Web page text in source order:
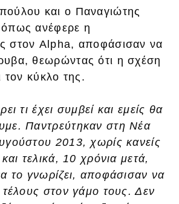
και ο Παναγιώτης
ανέφερε η
στον Alpha, αποφάσισαν να
θεωρώντας ότι η σχέση
τον κύκλο της.
τι έχει συμβεί και εμείς θα
Παντρεύτηκαν στη Νέα
2013, χωρίς κανείς
τελικά, 10 χρόνια μετά,
το γνωρίζει, αποφάσισαν να
τέλους στον γάμο τους. Δεν